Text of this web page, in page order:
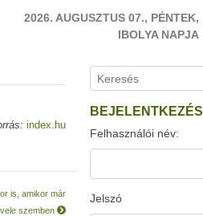
2026. AUGUSZTUS 07., PÉNTEK,
IBOLYA NAPJA
index.hu
is, amikor már
szemben
BEJELENTKEZÉS
Felhasználói név:
Jelszó